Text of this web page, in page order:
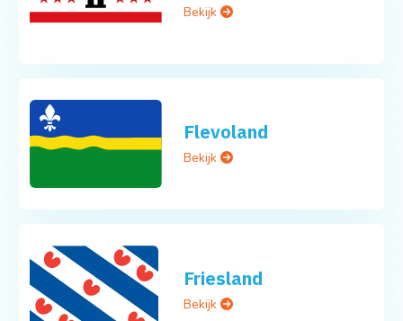
Bekijk
Flevoland
Bekijk
Friesland
Bekijk